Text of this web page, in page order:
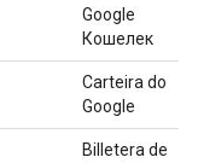
Google
Кошелек
Carteira do
Google
Billetera de